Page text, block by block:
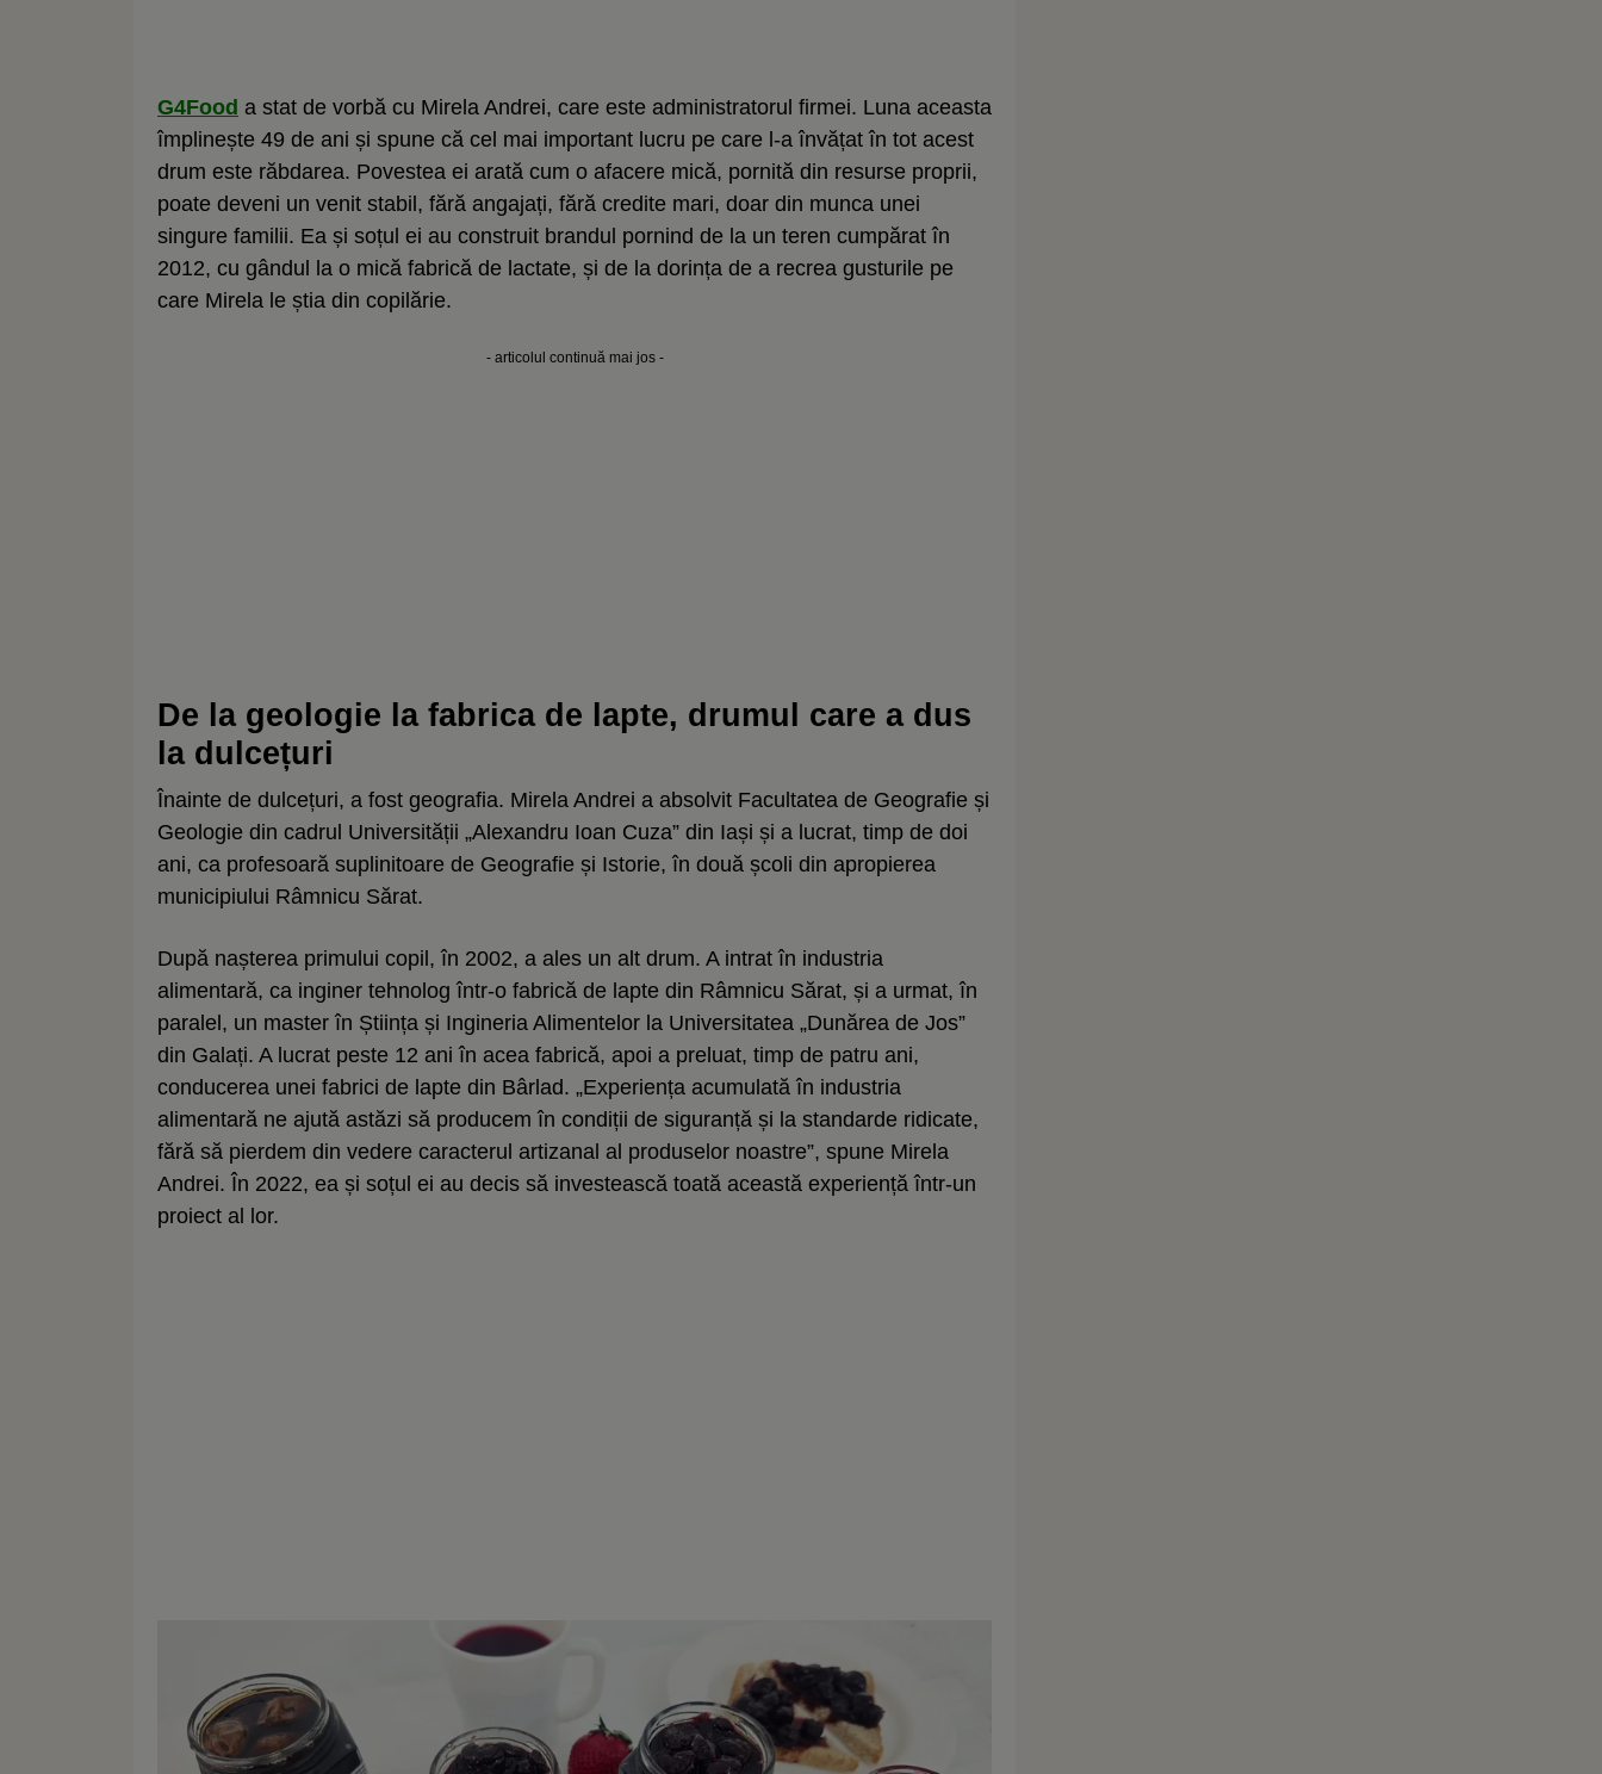
G4Food a stat de vorbă cu Mirela Andrei, care este administratorul firmei. Luna aceasta
împlinește 49 de ani și spune că cel mai important lucru pe care l-a învățat în tot acest
drum este răbdarea. Povestea ei arată cum o afacere mică, pornită din resurse proprii,
poate deveni un venit stabil, fără angajați, fără credite mari, doar din munca unei
singure familii. Ea și soțul ei au construit brandul pornind de la un teren cumpărat în
2012, cu gândul la o mică fabrică de lactate, și de la dorința de a recrea gusturile pe
care Mirela le știa din copilărie.
- articolul continuă mai jos -
De la geologie la fabrica de lapte, drumul care a dus
la dulcețuri
Înainte de dulcețuri, a fost geografia. Mirela Andrei a absolvit Facultatea de Geografie și
Geologie din cadrul Universității „Alexandru Ioan Cuza” din Iași și a lucrat, timp de doi
ani, ca profesoară suplinitoare de Geografie și Istorie, în două școli din apropierea
municipiului Râmnicu Sărat.
După nașterea primului copil, în 2002, a ales un alt drum. A intrat în industria
alimentară, ca inginer tehnolog într-o fabrică de lapte din Râmnicu Sărat, și a urmat, în
paralel, un master în Știința și Ingineria Alimentelor la Universitatea „Dunărea de Jos”
din Galați. A lucrat peste 12 ani în acea fabrică, apoi a preluat, timp de patru ani,
conducerea unei fabrici de lapte din Bârlad. „Experiența acumulată în industria
alimentară ne ajută astăzi să producem în condiții de siguranță și la standarde ridicate,
fără să pierdem din vedere caracterul artizanal al produselor noastre”, spune Mirela
Andrei. În 2022, ea și soțul ei au decis să investească toată această experiență într-un
proiect al lor.